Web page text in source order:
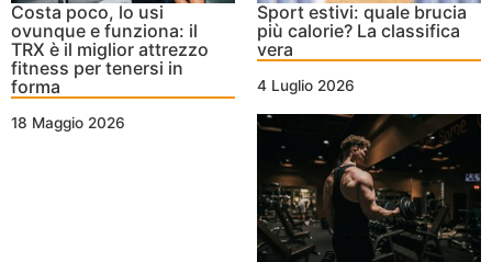
Costa poco, lo usi
ovunque e funziona: il
TRX è il miglior attrezzo
fitness per tenersi in
forma
18 Maggio 2026
Sport estivi: quale brucia
più calorie? La classifica
vera
4 Luglio 2026